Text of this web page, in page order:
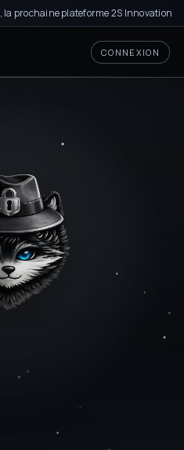
, la prochaine plateforme 2S Innovation
CONNEXION